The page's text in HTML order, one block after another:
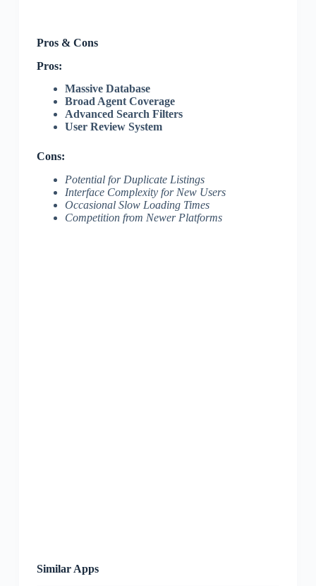
Pros & Cons
Pros:
Massive Database
Broad Agent Coverage
Advanced Search Filters
User Review System
Cons:
Potential for Duplicate Listings
Interface Complexity for New Users
Occasional Slow Loading Times
Competition from Newer Platforms
Similar Apps